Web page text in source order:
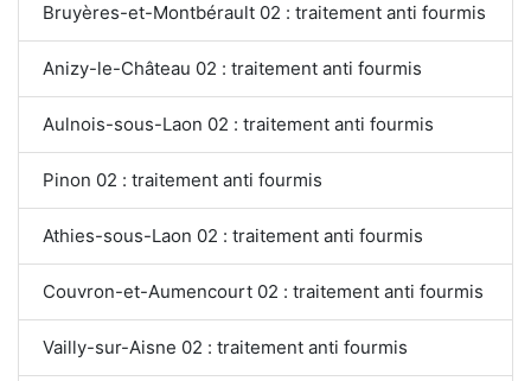
Bruyères-et-Montbérault 02 : traitement anti fourmis
Anizy-le-Château 02 : traitement anti fourmis
Aulnois-sous-Laon 02 : traitement anti fourmis
Pinon 02 : traitement anti fourmis
Athies-sous-Laon 02 : traitement anti fourmis
Couvron-et-Aumencourt 02 : traitement anti fourmis
Vailly-sur-Aisne 02 : traitement anti fourmis